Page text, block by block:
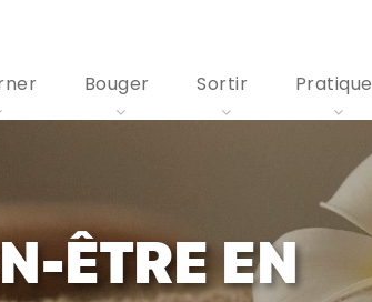
Bouger Sortir Pratique
ÊTRE EN